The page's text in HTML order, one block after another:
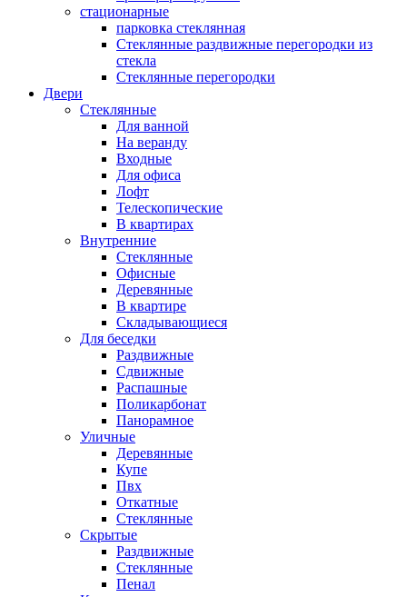
стационарные
парковка стеклянная
Стеклянные раздвижные перегородки из
стекла
Стеклянные перегородки
Двери
Стеклянные
Для ванной
На веранду
Входные
Для офиса
Лофт
Телескопические
В квартирах
Внутренние
Стеклянные
Офисные
Деревянные
В квартире
Складывающиеся
Для беседки
Раздвижные
Сдвижные
Распашные
Поликарбонат
Панорамное
Уличные
Деревянные
Купе
Пвх
Откатные
Стеклянные
Скрытые
Раздвижные
Стеклянные
Пенал